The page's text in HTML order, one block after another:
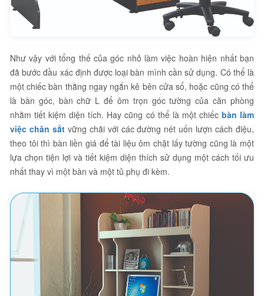
Như vậy với tổng thế của góc nhỏ làm việc hoàn hiện nhất bạn
đã bước đầu xác định được loại bàn mình cần sử dụng. Có thể là
một chiếc bàn thằng ngay ngắn kê bên cửa sổ, hoặc cũng có thể
là bàn góc, bàn chữ L để ôm trọn góc tường của căn phòng
nhằm tiết kiệm diện tích. Hay cũng có thể là một chiếc bàn làm
việc chân sắtvững chãi với các đường nét uốn lượn cách điệu,
theo tôi thì bàn liền giá để tài liệu ôm chặt lấy tường cũng là một
lựa chọn tiện lợi và tiết kiệm diện thích sử dụng một cách tối ưu
nhất thay vì một bàn và một tủ phụ đi kèm.